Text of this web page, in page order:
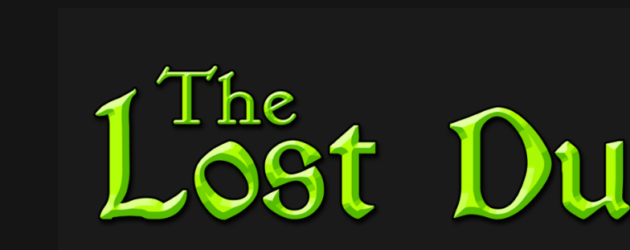
Lost
Dungeon